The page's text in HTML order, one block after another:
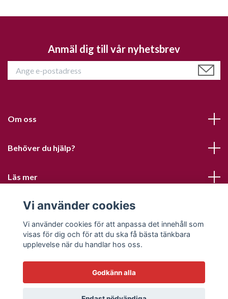
Anmäl dig till vår nyhetsbrev
Om oss
Behöver du hjälp?
Läs mer
Sociala medier
© 2026 Sofias PysselParadis
Vi använder cookies
Vi använder cookies för att anpassa det innehåll som
visas för dig och för att du ska få bästa tänkbara
upplevelse när du handlar hos oss.
Godkänn alla